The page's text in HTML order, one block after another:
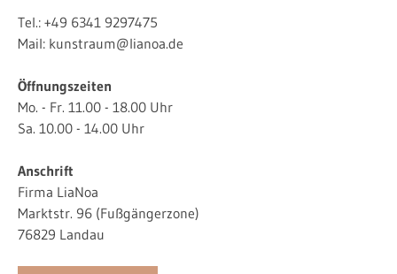
Tel.: +49 6341 9297475
Mail: kunstraum@lianoa.de
Öffnungszeiten
Mo. - Fr. 11.00 - 18.00 Uhr
Sa. 10.00 - 14.00 Uhr
Anschrift
Firma LiaNoa
Marktstr. 96 (Fußgängerzone)
76829 Landau